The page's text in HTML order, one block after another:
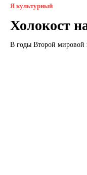
Я культурный
Холокост
В годы Второй мировой